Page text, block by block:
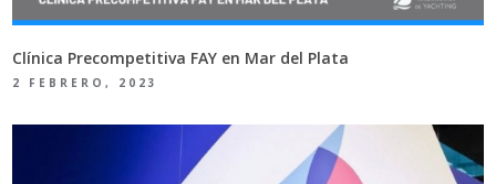
Clínica Precompetitiva FAY en Mar del Plata
2 FEBRERO, 2023